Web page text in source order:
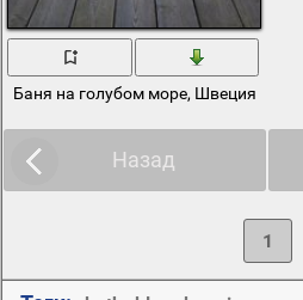
Баня на голубом море, Швеция
Назад
1